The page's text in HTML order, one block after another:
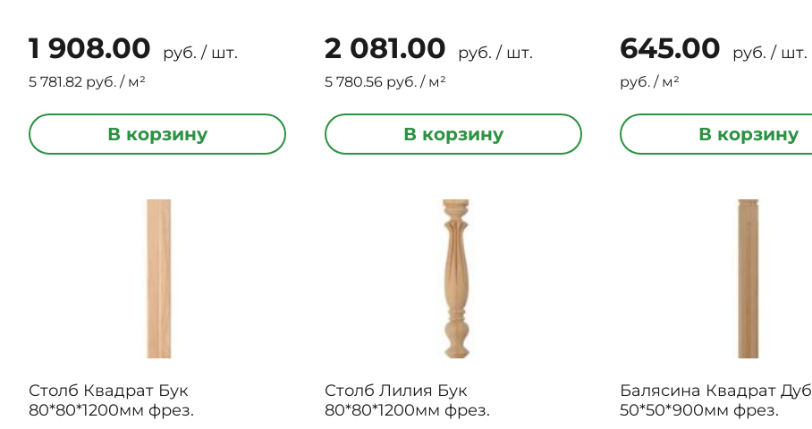
1 908.00 руб. / шт.
5 781.82 руб. / м²
В корзину
2 081.00 руб. / шт.
5 780.56 руб. / м²
В корзину
645.00 руб. / шт.
руб. / м²
В корзину
Столб Квадрат Бук
80*80*1200мм фрез.
Столб Лилия Бук
80*80*1200мм фрез.
Балясина Квадрат Дуб
50*50*900мм фрез.